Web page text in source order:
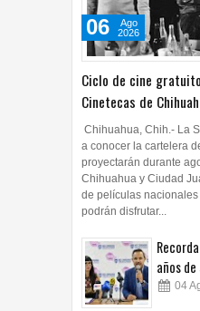
Ciclo de cine
Cinetecas de
06
Ago
2026
Chihuahua, Chih.- La
a conocer la cartelera
proyectarán durante
Chihuahua y Ciudad
de películas
podrán disfrutar...
años
04